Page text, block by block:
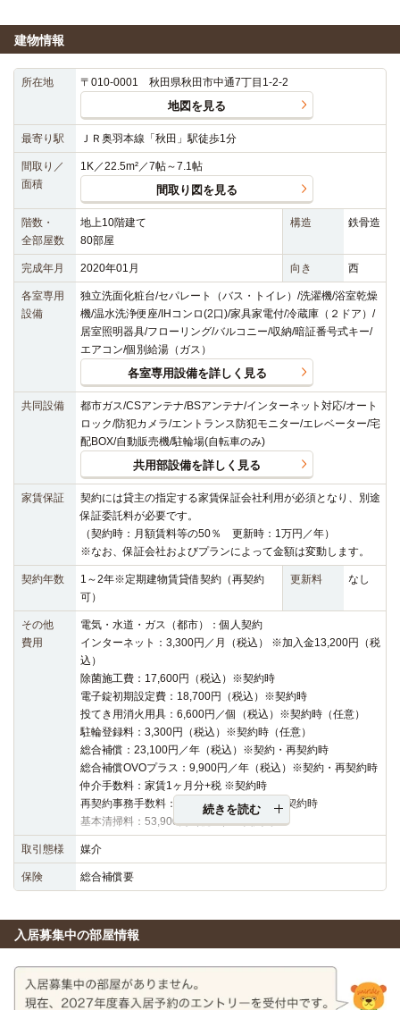
建物情報
所在地 〒010-0001 秋田県秋田市中通7丁目1-2-2
地図を見る
最寄り駅 ＪＲ奥羽本線「秋田」駅徒歩1分
間取り／
面積
1K／22.5m²／7帖～7.1帖
間取り図を見る
階数・
全部屋数
地上10階建て
80部屋
構造 鉄骨造
完成年月 2020年01月 向き 西
各室専用
設備
独立洗面化粧台/セパレート（バス・トイレ）/洗濯機/浴室乾燥
機/温水洗浄便座/IHコンロ(2口)/家具家電付/冷蔵庫（２ドア）/
居室照明器具/フローリング/バルコニー/収納/暗証番号式キー/
エアコン/個別給湯（ガス）
各室専用設備を詳しく見る
共同設備
都市ガス/CSアンテナ/BSアンテナ/インターネット対応/オート
ロック/防犯カメラ/エントランス防犯モニター/エレベーター/宅
配BOX/自動販売機/駐輪場(自転車のみ)
共用部設備を詳しく見る
家賃保証
契約には貸主の指定する家賃保証会社利用が必須となり、別途
保証委託料が必要です。
（契約時：月額賃料等の50％ 更新時：1万円／年）
※なお、保証会社およびプランによって金額は変動します。
契約年数
1～2年※定期建物賃貸借契約（再契約
可）
更新料 なし
その他
費用
電気・水道・ガス（都市）：個人契約
インターネット：3,300円／月（税込） ※加入金13,200円（税
込）
除菌施工費：17,600円（税込）※契約時
電子錠初期設定費：18,700円（税込）※契約時
投てき用消火用具：6,600円／個（税込）※契約時（任意）
駐輪登録料：3,300円（税込）※契約時（任意）
総合補償：23,100円／年（税込）※契約・再契約時
総合補償OVOプラス：9,900円／年（税込）※契約・再契約時
仲介手数料：家賃1ヶ月分+税 ※契約時
再契約事務手数料：16,500円（税込）※再契約時
基本清掃料：53,900円（税込）※契約時
続きを読む
取引態様 媒介
保険 総合補償要
入居募集中の部屋情報